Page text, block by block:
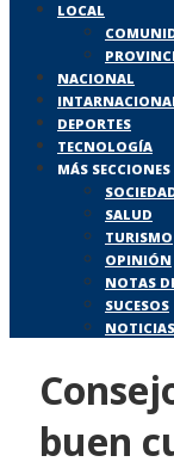
LOCAL
NACIONAL
DEPORTES
TECNOLOGÍA
MÁS SECCIONES
SALUD
TURISMO
OPINIÓN
NOTAS
SUCESOS
buen